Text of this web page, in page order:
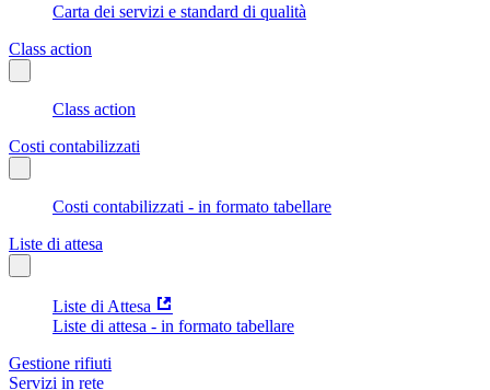
Carta dei servizi e standard di qualità
Class action
Class action
Costi contabilizzati
Costi contabilizzati - in formato tabellare
Liste di attesa
Liste di Attesa
Liste di attesa - in formato tabellare
Gestione rifiuti
Servizi in rete